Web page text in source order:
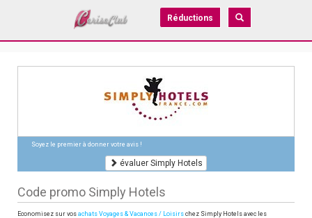
Réductions
Soyez le premier à donner votre avis !
évaluer Simply Hotels
Code promo Simply Hotels
Economisez sur vos achats Voyages & Vacances / Loisirs chez Simply Hotels avec les